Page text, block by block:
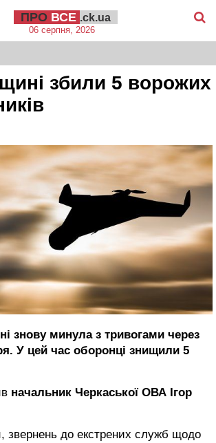
ПРО ВСЕ .ck.ua
06 серпня, 2026
збили 5 ворожих
знову минула з тривогами через
У цей час оборонці знищили 5
начальник Черкаської ОВА Ігор
звернень до екстрених служб щодо